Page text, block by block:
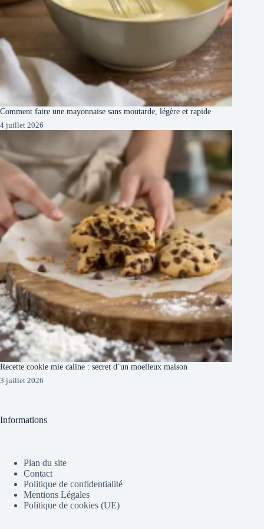
Comment faire une mayonnaise sans moutarde, légère et rapide
4 juillet 2026
Recette cookie mie caline : secret d’un moelleux maison
3 juillet 2026
Informations
Plan du site
Contact
Politique de confidentialité
Mentions Légales
Politique de cookies (UE)